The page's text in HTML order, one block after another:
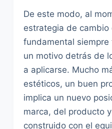
De este modo, al
estrategia de
fundamental
un motivo detrás de
a aplicarse. Mucho
estéticos, un buen
implica un nuevo
marca, del producto
construido con el